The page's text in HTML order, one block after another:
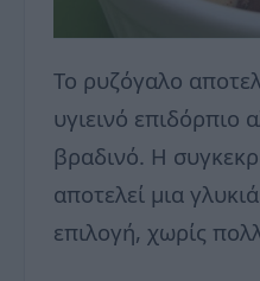
To ρυζόγαλο
υγιεινό επιδόρπιο
βραδινό. Η
αποτελεί μια
επιλογή, χωρίς